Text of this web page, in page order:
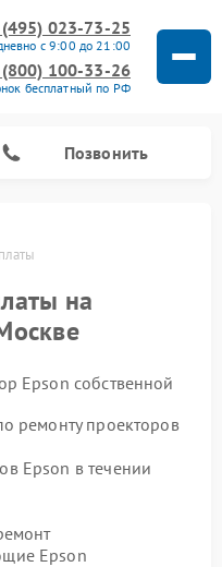
(495) 023-73-25
с 9:00 до 21:00
(800) 100-33-26
бесплатный по РФ
Позвонить
на
Epson собственной
ремонту проекторов
Epson в течении
Epson